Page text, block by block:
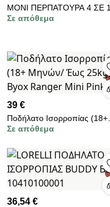
MONI ΠΕΡΠΑΤΟΥΡΑ 4 ΣΕ 1
DIGGY 3801005601998
Σε απόθεμα
39 €
Ποδήλατο Ισορροπίας (18+
Μηνών/ Έως 25kg) Byox
Σε απόθεμα
36,54 €